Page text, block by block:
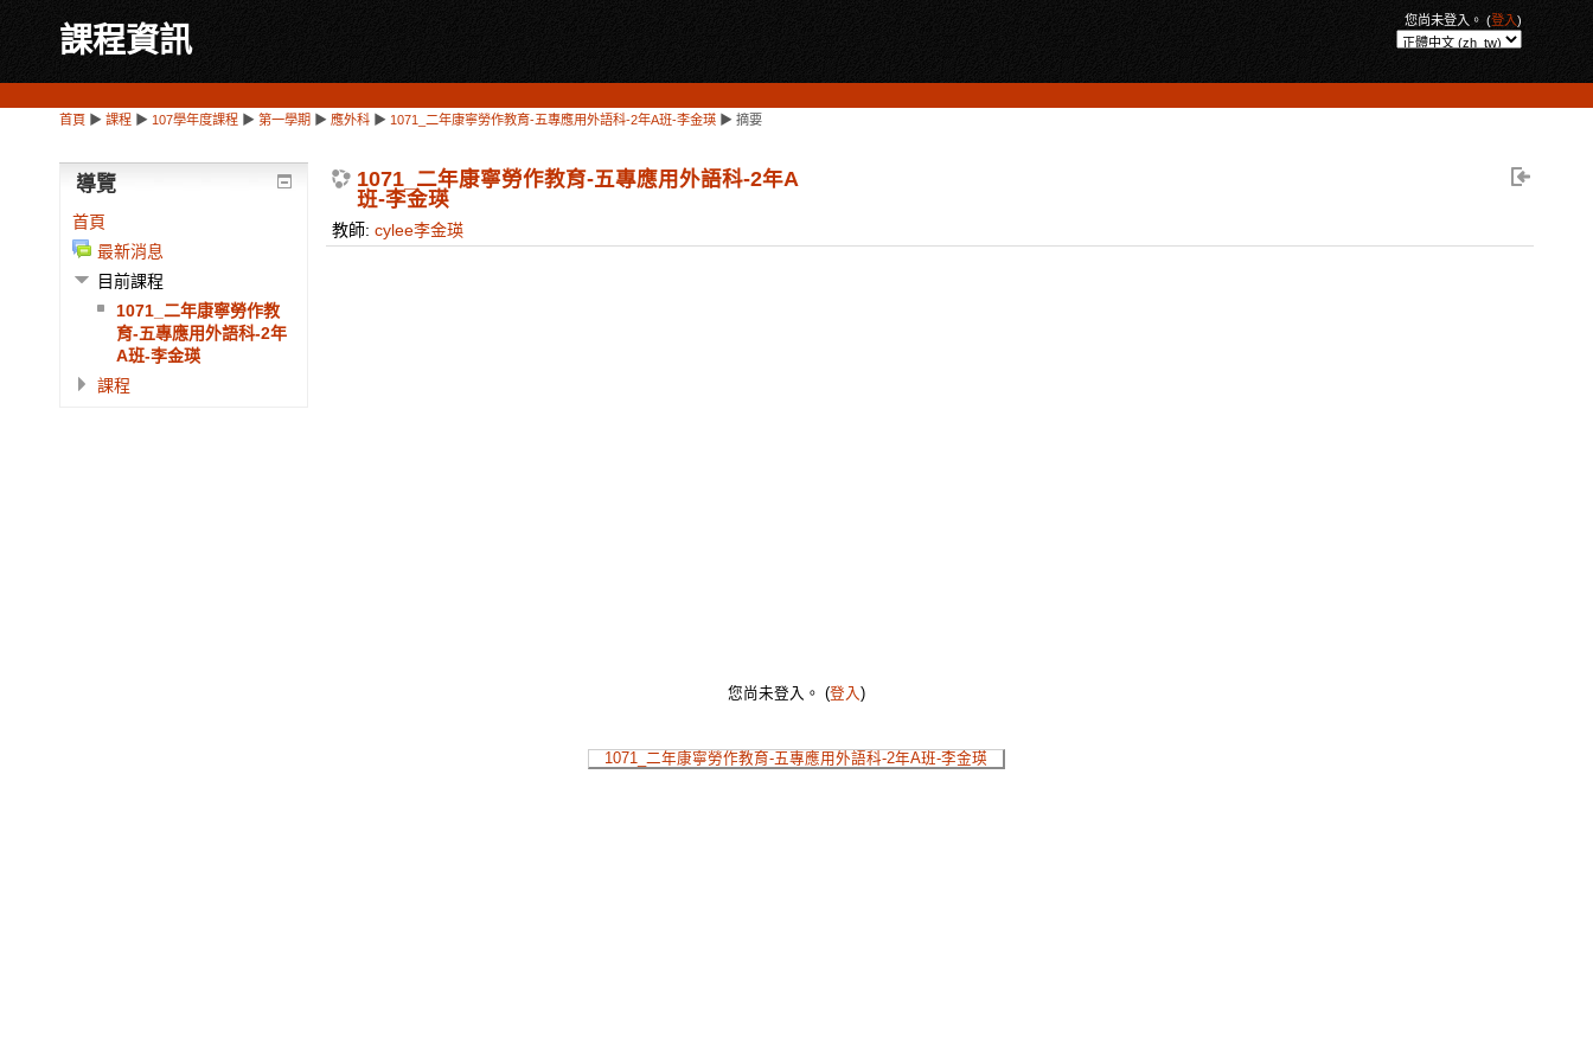
課程資訊
您尚未登入。 (登入)
首頁 ▶ 課程 ▶ 107學年度課程 ▶ 第一學期 ▶ 應外科 ▶ 1071_二年康寧勞作教育-五專應用外語科-2年A班-李金瑛 ▶ 摘要
1071_二年康寧勞作教育-五專應用外語科-2年A
班-李金瑛
教師: cylee李金瑛
導覽
首頁
最新消息
目前課程
1071_二年康寧勞作教
育-五專應用外語科-2年
A班-李金瑛
課程
您尚未登入。 (登入 )
1071_二年康寧勞作教育-五專應用外語科-2年A班-李金瑛